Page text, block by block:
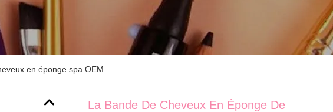
en éponge spa OEM
La Bande De Cheveux En Éponge De